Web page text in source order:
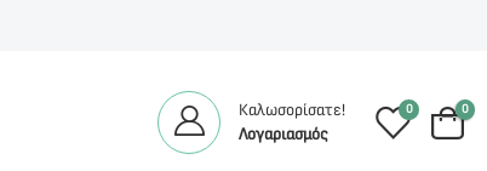
Καλωσορίσατε!
Λογαριασμός
0 0